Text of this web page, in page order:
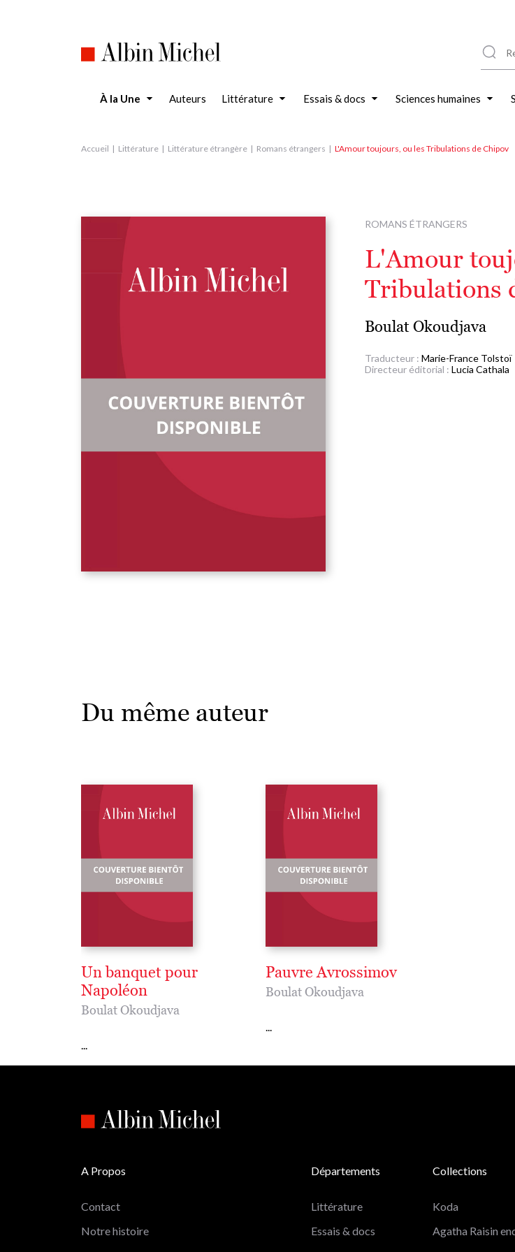
À la Une Auteurs Littérature Essais & docs Sciences humaines
Accueil Littérature Littérature étrangère Romans étrangers L'Amour toujours, ou les Tribulations de Chipov
ROMANS ÉTRANGERS
L'Amour
Tribulations
Boulat Okoudjava
Traducteur : Marie-France Tolstoï
Directeur éditorial : Lucia Cathala
Du même auteur
Un banquet pour
Napoléon
Boulat Okoudjava
...
Pauvre Avrossimov
Boulat Okoudjava
...
A Propos
Contact
Notre histoire
Départements
Littérature
Essais & docs
Collections
Koda
Agatha Raisin